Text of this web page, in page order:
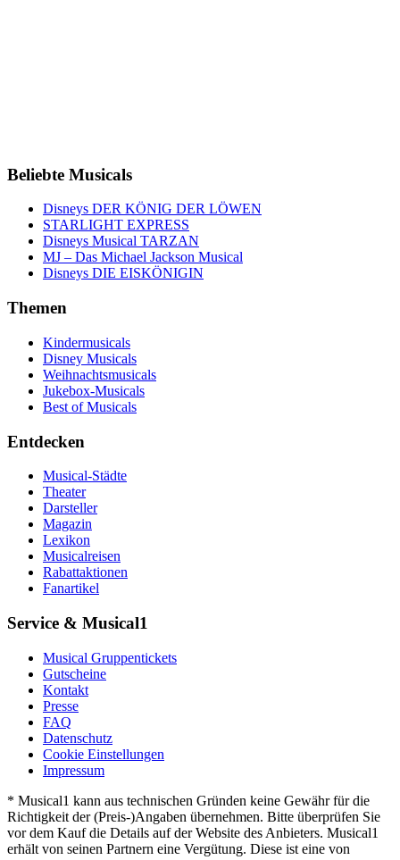
Beliebte Musicals
Disneys DER KÖNIG DER LÖWEN
STARLIGHT EXPRESS
Disneys Musical TARZAN
MJ – Das Michael Jackson Musical
Disneys DIE EISKÖNIGIN
Themen
Kindermusicals
Disney Musicals
Weihnachtsmusicals
Jukebox-Musicals
Best of Musicals
Entdecken
Musical-Städte
Theater
Darsteller
Magazin
Lexikon
Musicalreisen
Rabattaktionen
Fanartikel
Service & Musical1
Musical Gruppentickets
Gutscheine
Kontakt
Presse
FAQ
Datenschutz
Cookie Einstellungen
Impressum
* Musical1 kann aus technischen Gründen keine Gewähr für die
Richtigkeit der (Preis-)Angaben übernehmen. Bitte überprüfen Sie
vor dem Kauf die Details auf der Website des Anbieters. Musical1
erhält von seinen Partnern eine Vergütung. Diese ist eine von